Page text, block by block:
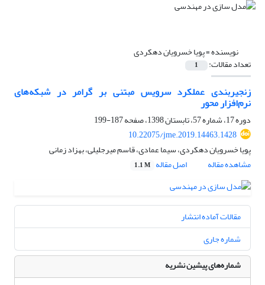
نویسنده =پویا خسرویان دهکردی
تعداد مقالات: 1
زنجیربندی عملکرد سرویس مبتنی بر گرامر در شبکه‌های
نرم‌افزار محور
دوره 17، شماره 57، تابستان 1398، صفحه
187-199
10.22075/jme.2019.14463.1428
پویا خسرویان دهکردی، سیما عمادی، قاسم میرجلیلی، بهزاد زمانی
مشاهده مقاله
اصل مقاله 1.1 M
مقالات آماده انتشار
شماره جاری
شماره‌های پیشین نشریه